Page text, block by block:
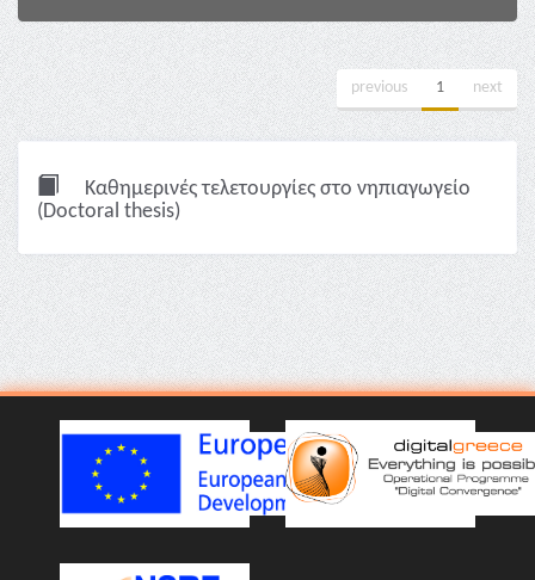
previous 1 next
Καθημερινές τελετουργίες στο νηπιαγωγείο
(Doctoral thesis)